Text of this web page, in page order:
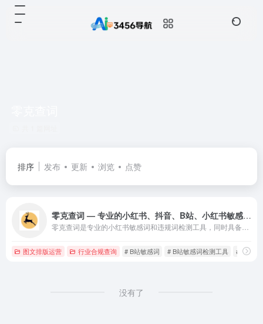
排序 发布 更新 浏览 点赞
零克查词 — 专业的小红书、抖音、B站、小红书敏感词检测工具
图文排版运营 行业合规查询 # B站敏感词 # B站敏感词检测工具 # B站违
没有了